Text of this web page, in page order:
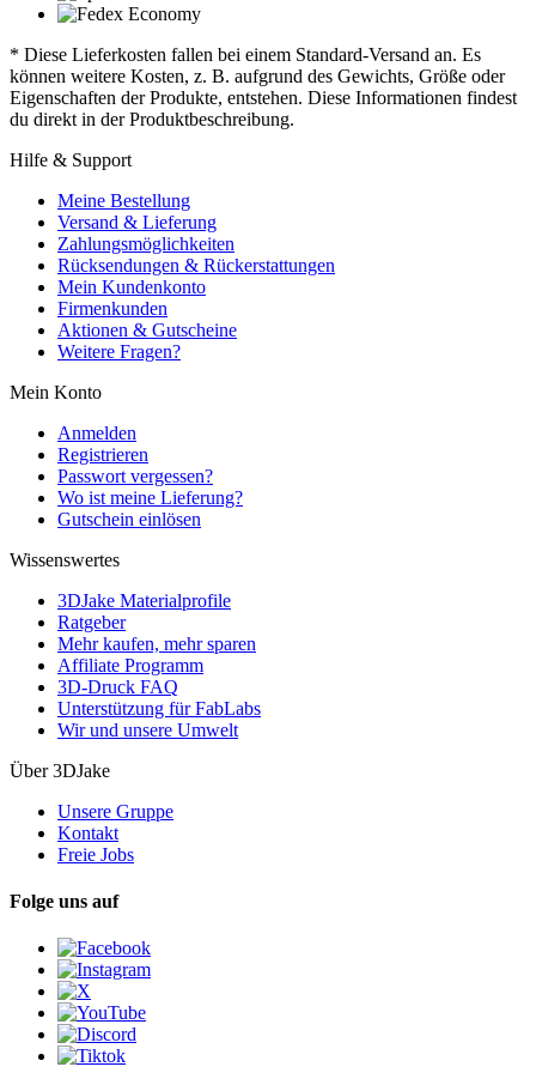
* Diese Lieferkosten fallen bei einem Standard-Versand an. Es
können weitere Kosten, z. B. aufgrund des Gewichts, Größe oder
Eigenschaften der Produkte, entstehen. Diese Informationen findest
du direkt in der Produktbeschreibung.
Hilfe & Support
Meine Bestellung
Versand & Lieferung
Zahlungsmöglichkeiten
Rücksendungen & Rückerstattungen
Mein Kundenkonto
Firmenkunden
Aktionen & Gutscheine
Weitere Fragen?
Mein Konto
Anmelden
Registrieren
Passwort vergessen?
Wo ist meine Lieferung?
Gutschein einlösen
Wissenswertes
3DJake Materialprofile
Ratgeber
Mehr kaufen, mehr sparen
Affiliate Programm
3D-Druck FAQ
Unterstützung für FabLabs
Wir und unsere Umwelt
Über 3DJake
Unsere Gruppe
Kontakt
Freie Jobs
Folge uns auf